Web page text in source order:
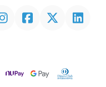
FacebookTwitter Linkedin
NuPay Google PayDiners Club